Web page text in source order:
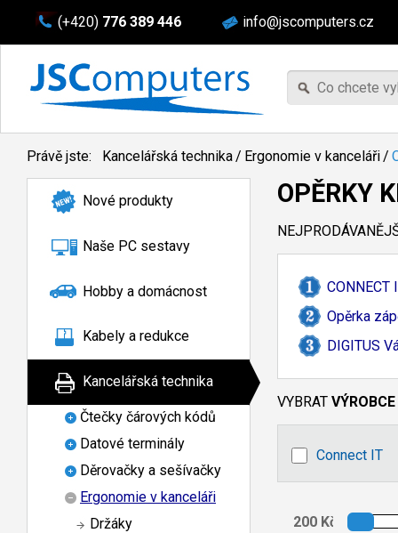
(+420) 776 389 446 info@jscomputers.cz
Právě jste: Kancelářská technika/ Ergonomie v kanceláři/
Nové produkty
Naše PC sestavy
Hobby a domácnost
Kabely a redukce
Kancelářská technika
Čtečky čárových kódů
Datové terminály
Děrovačky a sešívačky
Ergonomie v kanceláři
Držáky
OPĚRKY
Opěrka
DIGITUS
VYBRAT VÝROBCE
Connect IT